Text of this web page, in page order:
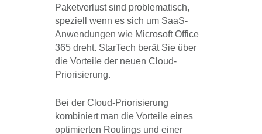
Paketverlust sind problematisch,
speziell wenn es sich um SaaS-
Anwendungen wie Microsoft Office
365 dreht. StarTech berät Sie über
die Vorteile der neuen Cloud-
Priorisierung.
Bei der Cloud-Priorisierung
kombiniert man die Vorteile eines
optimierten Routings und einer